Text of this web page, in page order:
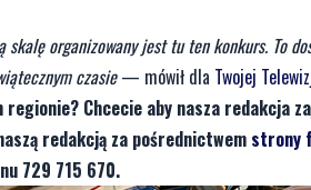
organizowany jest tu ten konkurs. To
czasie— mówił dla Twojej
Chcecie aby nasza redakcja
redakcją za pośrednictwem strony
729 715 670.